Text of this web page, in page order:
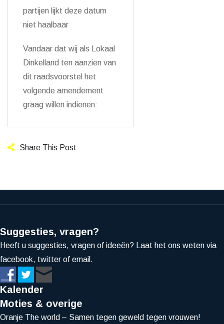
partijen lijkt deze datum
niet haalbaar
Vandaar dat wij als Lokaal
Dinkelland ten aanzien van
dit raadsvoorstel het
volgende amendement
graag willen indienen:
Share This Post
Suggesties, vragen?
Heeft u suggesties, vragen of ideeën? Laat het ons weten via
facebook, twitter of email.
Kalender
Moties & overige
Oranje The world – Samen tegen geweld tegen vrouwen!